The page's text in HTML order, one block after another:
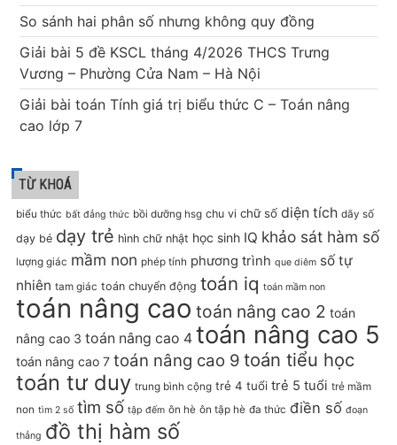
So sánh hai phân số nhưng không quy đồng
Giải bài 5 đề KSCL tháng 4/2026 THCS Trưng
Vương – Phường Cửa Nam – Hà Nội
Giải bài toán Tính giá trị biểu thức C – Toán nâng
cao lớp 7
TỪ KHOÁ
biểu thức bất đẳng thức bồi dưỡng hsg chu vi chữ số diện tích dãy số
dạy bé dạy trẻ hình chữ nhật học sinh IQ khảo sát hàm số
lượng giác mầm non phép tính phương trình que diêm số tự
nhiên tam giác toán chuyển động toán iq toán mầm non
toán nâng cao toán nâng cao 2 toán
nâng cao 3 toán nâng cao 4 toán nâng cao 5
toán nâng cao 7 toán nâng cao 9 toán tiểu học
toán tư duy trung bình cộng trẻ 4 tuổi trẻ 5 tuổi trẻ mầm
non tìm 2 số tìm số tập đếm ôn hè ôn tập hè đa thức điền số đoạn
thẳng đồ thị hàm số